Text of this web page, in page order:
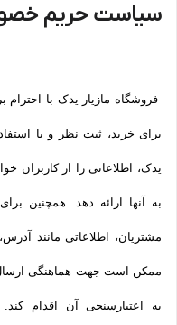
سیاست حریم
فروشگاه مازیار یدک با
برای خرید، ثبت نظر و یا
یدک، اطلاعاتی را از کاربران
به آنها ارائه دهد. همچنین
مشتریان، اطلاعاتی مانند
ممکن است جهت هماهنگی ارسال
به اعتبارسنجی آن اقدام